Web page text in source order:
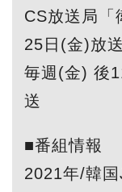
CS放送局「
25日(金)放
毎週(金) 後
送
■番組情報
2021年/韓